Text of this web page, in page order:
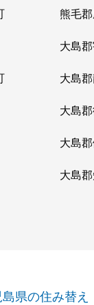
熊毛
大島
大島
大島
大島
大島
島県の住み替